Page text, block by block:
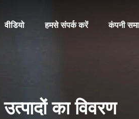
वीडियो हमसे संपर्क करें कंपनी
उत्पादों का विवरण